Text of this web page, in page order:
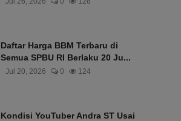
Daftar Harga BBM Terbaru di
Semua SPBU RI Berlaku 20 Ju...
Jul 20, 2026 0 124
Kondisi YouTuber Andra ST Usai